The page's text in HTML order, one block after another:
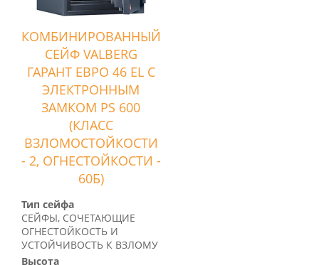
КОМБИНИРОВАННЫЙ
СЕЙФ VALBERG
ГАРАНТ ЕВРО 46 EL С
ЭЛЕКТРОННЫМ
ЗАМКОМ PS 600
(КЛАСС
ВЗЛОМОСТОЙКОСТИ
- 2, ОГНЕСТОЙКОСТИ -
60Б)
Тип сейфа
СЕЙФЫ, СОЧЕТАЮЩИЕ
ОГНЕСТОЙКОСТЬ И
УСТОЙЧИВОСТЬ К ВЗЛОМУ
Высота